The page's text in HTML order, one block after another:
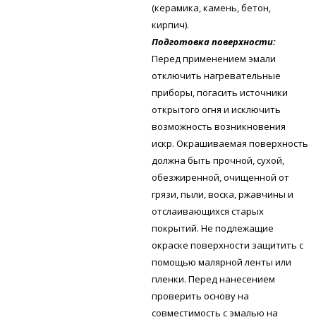
(керамика, камень, бетон,
кирпич).
Подготовка поверхности:
Перед применением эмали
отключить нагревательные
приборы, погасить источники
открытого огня и исключить
возможность возникновения
искр. Окрашиваемая поверхность
должна быть прочной, сухой,
обезжиренной, очищенной от
грязи, пыли, воска, ржавчины и
отслаивающихся старых
покрытий. Не подлежащие
окраске поверхности защитить с
помощью малярной ленты или
пленки. Перед нанесением
проверить основу на
совместимость с эмалью на